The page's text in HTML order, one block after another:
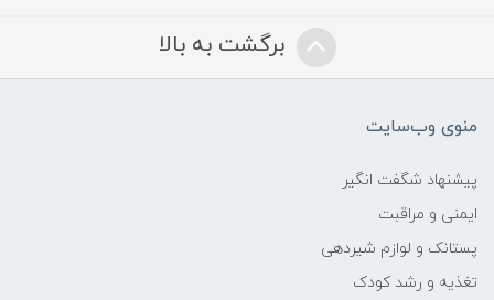
قابل استفاده از بدو تولد است
تغذیه پیانو
3 عدد باتری قلمی( باید به طور جداگانه تهیه
شوند)
برگشت به بالا
منوی وب‌سایت
پیشنهاد شگفت انگیر
ایمنی و مراقبت
پستانک و لوازم شیردهی
تغذیه و رشد کودک